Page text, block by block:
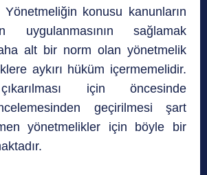
Yönetmeliğin konusu kanunların
uygulanmasının sağlamak
alt bir norm olan yönetmelik
aykırı hüküm içermemelidir.
için öncesinde
geçirilmesi şart
yönetmelikler için böyle bir